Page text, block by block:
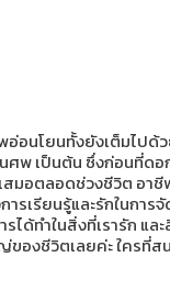
อนโยนทั้งยังเต็มไปด้
พ เป็นต้น ซึ่งก่อนที่ดอ
สมอตลอดช่วงชีวิต อา
รเรียนรู้และรักในกา
ทำในสิ่งที่เรารัก แล
องชีวิตเลยค่ะ ใครที่ส